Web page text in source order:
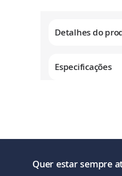
imagens
Detalhes do
Especificações
Quer estar sempre